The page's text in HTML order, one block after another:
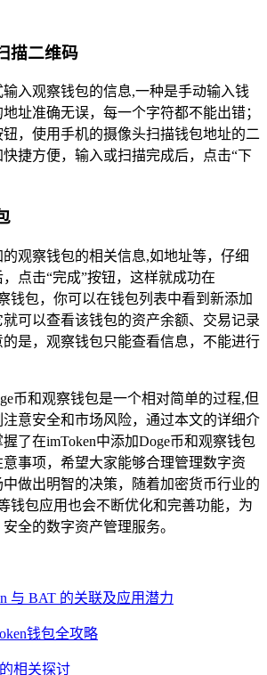
描二维码
入观察钱包的信息,一种是手动输入钱
址准确无误，每一个字符都不能出错；
，使用手机的摄像头扫描钱包地址的二
捷方便，输入或扫描完成后，点击“下
观察钱包的相关信息,如地址等，仔细
点击“完成”按钮，这样就成功在
钱包，你可以在钱包列表中看到新添加
可以查看该钱包的资产余额、交易记录
是，观察钱包只能查看信息，不能进行
币和观察钱包是一个相对简单的过程,但
意安全和市场风险，通过本文的详细介
了在imToken中添加Doge币和观察钱包
事项，希望大家能够合理管理数字资
做出明智的决策，随着加密货币行业的
钱包应用也会不断优化和完善功能，为
全的数字资产管理服务。
与 BAT 的关联及应用潜力
钱包全攻略
相关探讨